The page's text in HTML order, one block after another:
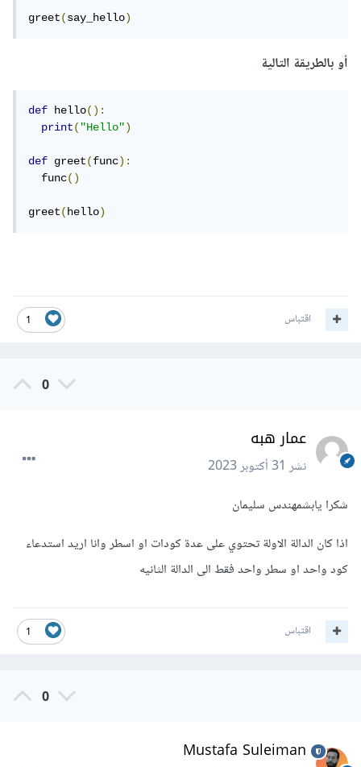
greet(say_hello)
أو بالطريقة التالية
def hello():
print("Hello")
def greet(func):
  func
()
greet(hello)
1 اقتباس
0
عمار هبه
نشر31 أكتوبر 2023
شكرا يابشمهندس سليمان
اذا كان الدالة الاولة تحتوي على عدة كودات او اسطر وانا اريد استدعاء
كود واحد او سطر واحد فقط الى الدالة الثانيه
1 اقتباس
0
Mustafa Suleiman